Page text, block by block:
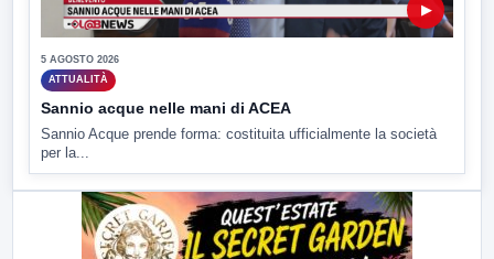
▶
5 AGOSTO 2026
ATTUALITÀ
Sannio acque nelle mani di ACEA
Sannio Acque prende forma: costituita ufficialmente la società
per la...